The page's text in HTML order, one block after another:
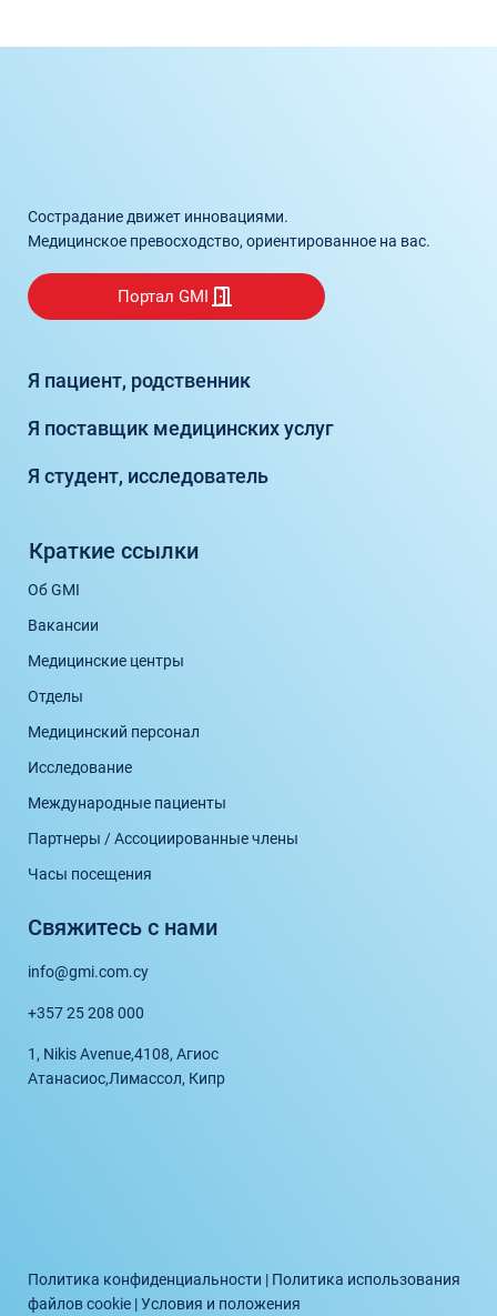
Сострадание движет инновациями.
Медицинское превосходство, ориентированное на вас.
Портал GMI
Я пациент, родственник
Я поставщик медицинских услуг
Я студент, исследователь
Краткие ссылки
Об GMI
Вакансии
Медицинские центры
Отделы
Медицинский персонал
Исследование
Международные пациенты
Партнеры / Ассоциированные члены
Часы посещения
Свяжитесь с нами
info@gmi.com.cy
+357 25 208 000
1, Nikis Avenue,4108, Агиос
Атанасиос,Лимассол, Кипр
Политика конфиденциальности | Политика использования
файлов cookie|Условия и положения